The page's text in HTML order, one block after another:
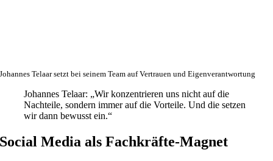
Johannes Telaar setzt bei seinem Team auf Vertrauen und Eigenverantwortung
Johannes Telaar: „Wir konzentrieren uns nicht auf die
Nachteile, sondern immer auf die Vorteile. Und die setzen
wir dann bewusst ein.“
Social Media als Fachkräfte-Magnet